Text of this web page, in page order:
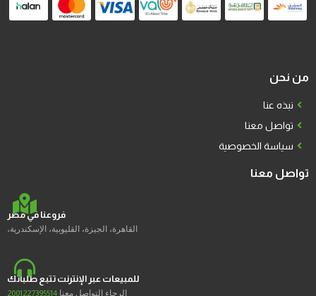
من نحن
نبذه عنا
تواصل معنا
سياسة الخصوصية
تواصل معنا
فروعنا في مصر
القاهرة، الجيزة، القليوبية، الإسكندرية،
للمبيعات عبر الإنترنت تتبع طلباتك
الرجاء التواصل معنا 2001227395514